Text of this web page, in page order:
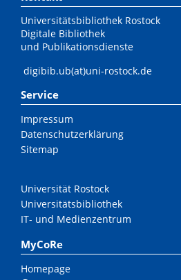
Universitätsbibliothek Rostock
Digitale Bibliothek
und Publikationsdienste
digibib.ub(at)uni-rostock.de
Service
Impressum
Datenschutzerklärung
Sitemap
Universität Rostock
Universitätsbibliothek
IT- und Medienzentrum
MyCoRe
Homepage